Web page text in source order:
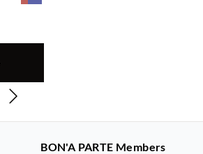
BON'A PARTE Members